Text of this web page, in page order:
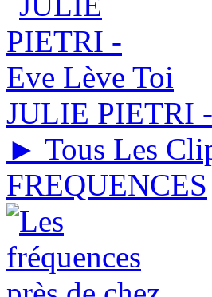
JULIE PIETRI
► Tous Les
FREQUENCES